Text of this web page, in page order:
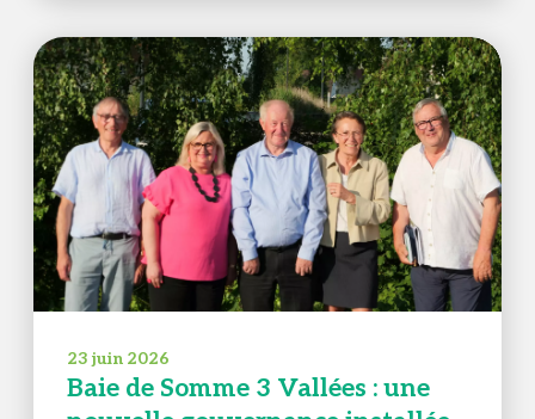
23 juin 2026
Baie de Somme 3 Vallées : une